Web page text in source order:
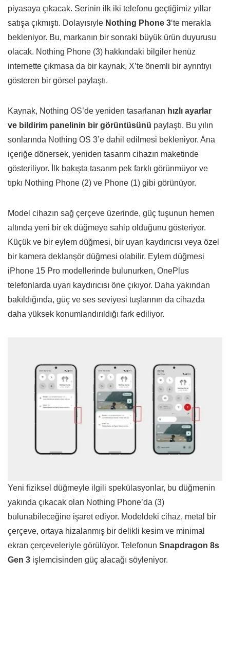
piyasaya çıkacak. Serinin ilk iki telefonu geçtiğimiz yıllar
satışa çıkmıştı. Dolayısıyle Nothing Phone 3‘te merakla
bekleniyor. Bu, markanın bir sonraki büyük ürün duyurusu
olacak. Nothing Phone (3) hakkındaki bilgiler henüz
internette çıkmasa da bir kaynak, X’te önemli bir ayrıntıyı
gösteren bir görsel paylaştı.
Kaynak, Nothing OS’de yeniden tasarlanan hızlı ayarlar
ve bildirim panelinin bir görüntüsünü paylaştı. Bu yılın
sonlarında Nothing OS 3’e dahil edilmesi bekleniyor. Ana
içeriğe dönersek, yeniden tasarım cihazın maketinde
gösteriliyor. İlk bakışta tasarım pek farklı görünmüyor ve
tıpkı Nothing Phone (2) ve Phone (1) gibi görünüyor.
Model cihazın sağ çerçeve üzerinde, güç tuşunun hemen
altında yeni bir ek düğmeye sahip olduğunu gösteriyor.
Küçük ve bir eylem düğmesi, bir uyarı kaydırıcısı veya özel
bir kamera deklanşör düğmesi olabilir. Eylem düğmesi
iPhone 15 Pro modellerinde bulunurken, OnePlus
telefonlarda uyarı kaydırıcısı öne çıkıyor. Daha yakından
bakıldığında, güç ve ses seviyesi tuşlarının da cihazda
daha yüksek konumlandırıldığı fark ediliyor.
Yeni fiziksel düğmeyle ilgili spekülasyonlar, bu düğmenin
yakında çıkacak olan Nothing Phone’da (3)
bulunabileceğine işaret ediyor. Modeldeki cihaz, metal bir
çerçeve, ortaya hizalanmış bir delikli kesim ve minimal
ekran çerçeveleriyle görülüyor. Telefonun Snapdragon 8s
Gen 3 işlemcisinden güç alacağı söyleniyor.